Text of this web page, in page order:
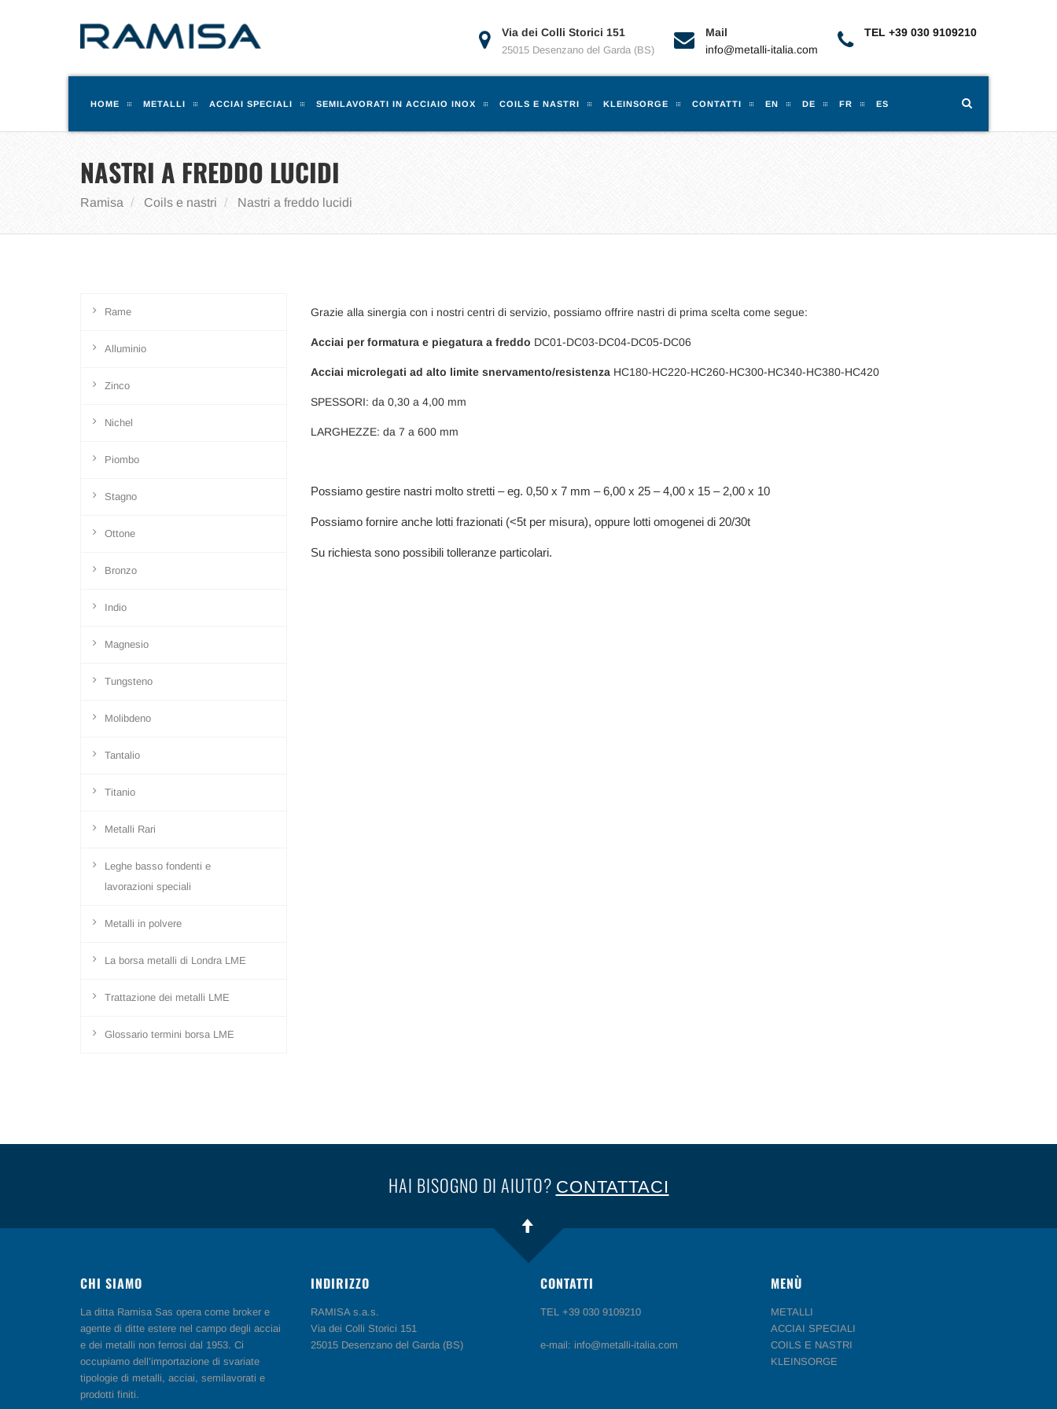
TEL +39 030 9109210
Mail
info@metalli-italia.com
Via dei Colli Storici 151
25015 Desenzano del Garda (BS)
HOME METALLI ACCIAI SPECIALI SEMILAVORATI IN ACCIAIO INOX COILS E NASTRI KLEINSORGE CONTATTI EN DE FR ES
NASTRI A FREDDO LUCIDI
Ramisa Coils e nastri Nastri a freddo lucidi
Grazie alla sinergia con i nostri centri di servizio, possiamo offrire nastri di prima scelta come segue:
Acciai per formatura e piegatura a freddo DC01-DC03-DC04-DC05-DC06
Acciai microlegati ad alto limite snervamento/resistenzaHC180-HC220-HC260-HC300-HC340-HC380-HC420
SPESSORI: da 0,30 a 4,00 mm
LARGHEZZE: da 7 a 600 mm
Possiamo gestire nastri molto stretti – eg. 0,50 x 7 mm – 6,00 x 25 – 4,00 x 15 – 2,00 x 10
Possiamo fornire anche lotti frazionati (<5t per misura), oppure lotti omogenei di 20/30t
Su richiesta sono possibili tolleranze particolari.
Rame
Alluminio
Zinco
Nichel
Piombo
Stagno
Ottone
Bronzo
Indio
Magnesio
Tungsteno
Molibdeno
Tantalio
Titanio
Metalli Rari
Leghe basso fondenti e
lavorazioni speciali
Metalli in polvere
La borsa metalli di Londra LME
Trattazione dei metalli LME
Glossario termini borsa LME
HAI BISOGNO DI AIUTO? CONTATTACI
CHI SIAMO
La ditta Ramisa Sas opera come broker e
agente di ditte estere nel campo degli acciai
e dei metalli non ferrosi dal 1953. Ci
occupiamo dell’importazione di svariate
tipologie di metalli, acciai, semilavorati e
prodotti finiti.
INDIRIZZO
RAMISA s.a.s.
Via dei Colli Storici 151
25015 Desenzano del Garda (BS)
CONTATTI
TEL +39 030 9109210
e-mail: info@metalli-italia.com
MENÙ
METALLI
ACCIAI SPECIALI
COILS E NASTRI
KLEINSORGE